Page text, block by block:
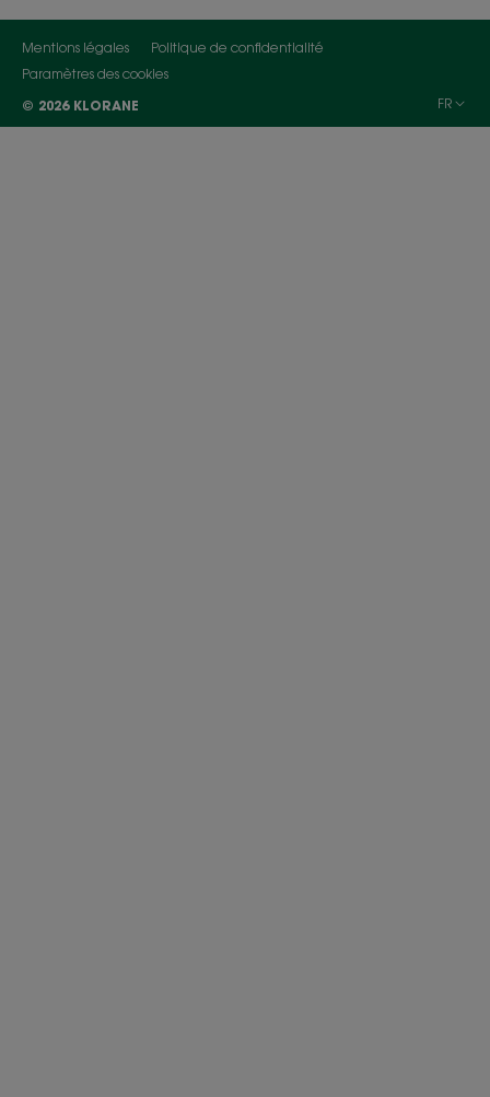
Mentions légales
Politique de confidentialité
Paramètres des cookies
© 2026 KLORANE
FR